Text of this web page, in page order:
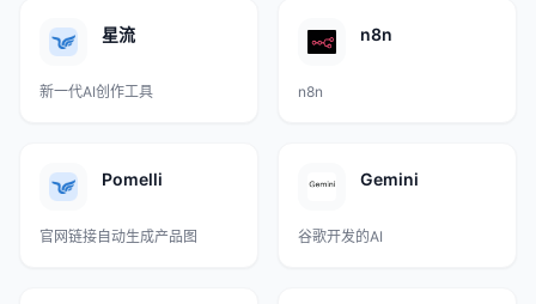
星流
新一代AI创作工具
n8n
n8n
Pomelli
官网链接自动生成产品图
Gemini
谷歌开发的AI